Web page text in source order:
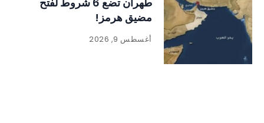
مضيق هرمز!
أغسطس 9, 2026